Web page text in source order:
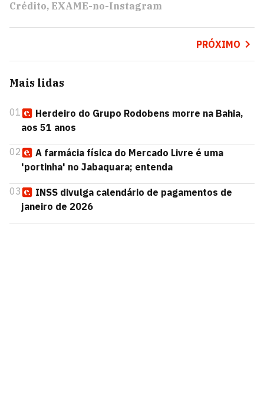
Crédito EXAME-no-Instagram
PRÓXIMO
Mais lidas
01
Herdeiro do Grupo Rodobens morre na Bahia,
aos 51 anos
02
A farmácia física do Mercado Livre é uma
'portinha' no Jabaquara; entenda
03
INSS divulga calendário de pagamentos de
janeiro de 2026